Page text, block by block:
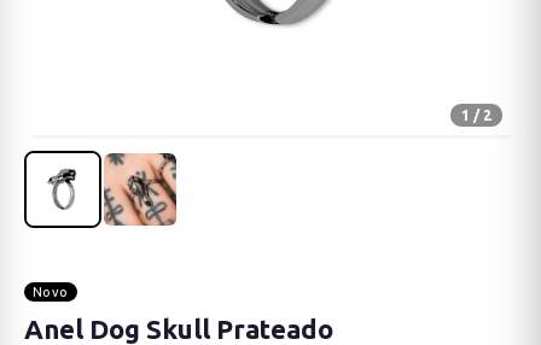
1 / 2
Novo
Anel Dog Skull Prateado